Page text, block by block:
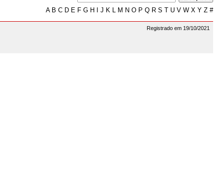
AB C D E F G H J K L M N O P Q R S T U V W X Y Z #
Registrado em 19/10/2021